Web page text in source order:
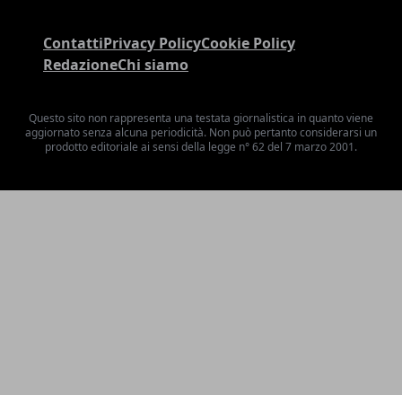
ContattiPrivacy PolicyCookie Policy
RedazioneChi siamo
Questo sito non rappresenta una testata giornalistica in quanto viene
aggiornato senza alcuna periodicità. Non può pertanto considerarsi un
prodotto editoriale ai sensi della legge n° 62 del 7 marzo 2001.